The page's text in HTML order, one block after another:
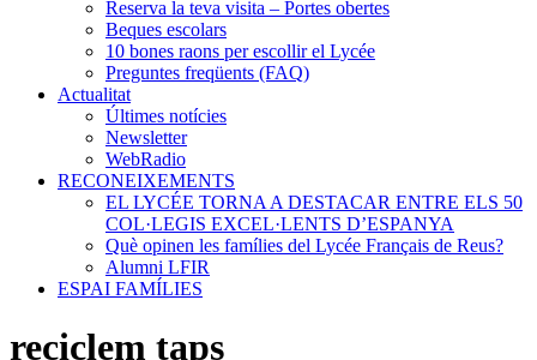
Reserva la teva visita – Portes obertes
Beques escolars
10 bones raons per escollir el Lycée
Preguntes freqüents (FAQ)
Actualitat
Últimes notícies
Newsletter
WebRadio
RECONEIXEMENTS
EL LYCÉE TORNA A DESTACAR ENTRE ELS 50
COL·LEGIS EXCEL·LENTS D’ESPANYA
Què opinen les famílies del Lycée Français de Reus?
Alumni LFIR
ESPAI FAMÍLIES
reciclem taps